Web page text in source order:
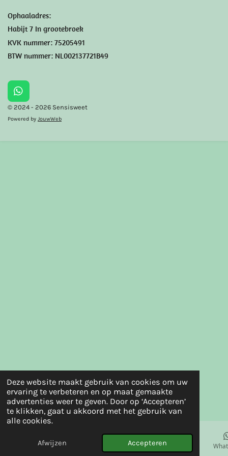
Deze website maakt gebruik van cookies om uw
ervaring te verbeteren en op maat gemaakte
advertenties weer te geven. Door op ‘Accepteren’
te klikken, gaat u akkoord met het gebruik van
alle cookies.
Afwijzen Accepteren
Ophaaladres:
Habijt 7 In grootebroek
KVK nummer: 75205491
BTW nummer: NL002137721B49
W
h
A
© 2024 - 2026 Sensisweet
Powered by JouwWeb
E-mailadres Facebook